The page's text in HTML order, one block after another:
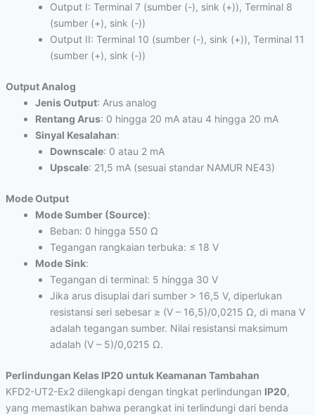
Output I: Terminal 7 (sumber (-), sink (+)), Terminal 8
(sumber (+), sink (-))
Output II: Terminal 10 (sumber (-), sink (+)), Terminal 11
(sumber (+), sink (-))
Output Analog
Jenis Output: Arus analog
Rentang Arus: 0 hingga 20 mA atau 4 hingga 20 mA
Sinyal Kesalahan:
Downscale: 0 atau 2 mA
Upscale: 21,5 mA (sesuai standar NAMUR NE43)
Mode Output
Mode Sumber (Source):
Beban: 0 hingga 550 Ω
Tegangan rangkaian terbuka: ≤ 18 V
Mode Sink:
Tegangan di terminal: 5 hingga 30 V
Jika arus disuplai dari sumber > 16,5 V, diperlukan
resistansi seri sebesar ≥ (V – 16,5)/0,0215 Ω, di mana V
adalah tegangan sumber. Nilai resistansi maksimum
adalah (V – 5)/0,0215 Ω.
Perlindungan Kelas IP20 untuk Keamanan Tambahan
KFD2-UT2-Ex2 dilengkapi dengan tingkat perlindungan IP20,
yang memastikan bahwa perangkat ini terlindungi dari benda